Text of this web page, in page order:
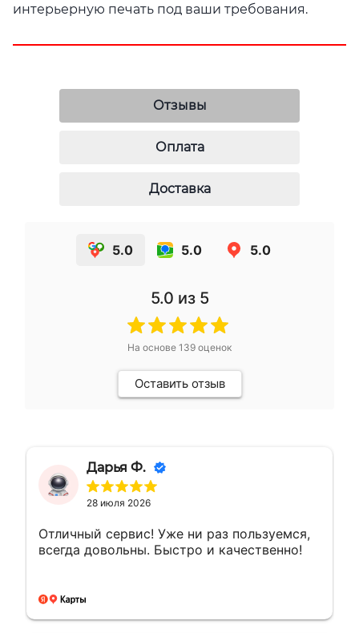
интерьерную печать под ваши требования.
Отзывы
Оплата
Доставка
5.0 5.0 5.0
5.0 из 5
На основе 139 оценок
Оставить отзыв
Дарья Ф.
28 июля 2026
Отличный сервис! Уже ни раз пользуемся,
всегда довольны. Быстро и качественно!